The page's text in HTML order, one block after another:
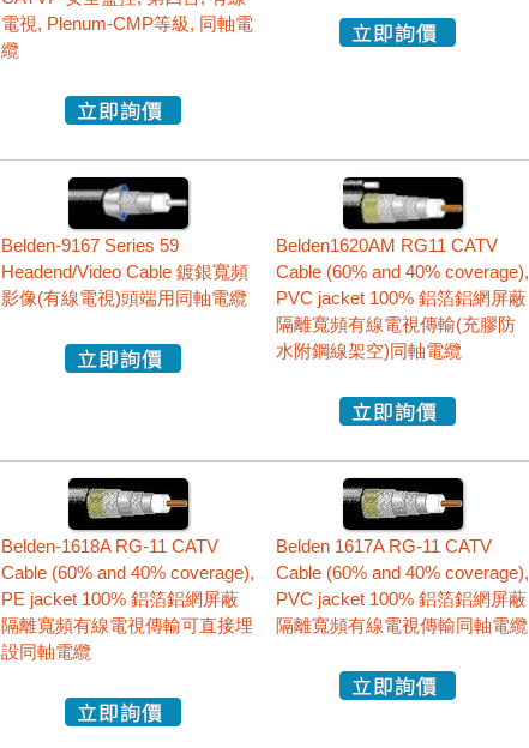
電視, Plenum-CMP等級, 同軸電
纜
Belden-9167 Series 59
Headend/Video Cable 鍍銀寬頻
影像(有線電視)頭端用同軸電纜
Belden1620AM RG11 CATV
Cable (60% and 40% coverage),
PVC jacket 100% 鋁箔鋁網屏蔽
隔離寬頻有線電視傳輸(充膠防
水附鋼線架空)同軸電纜
Belden-1618A RG-11 CATV
Cable (60% and 40% coverage),
PE jacket 100% 鋁箔鋁網屏蔽
隔離寬頻有線電視傳輸可直接埋
設同軸電纜
Belden 1617A RG-11 CATV
Cable (60% and 40% coverage),
PVC jacket 100% 鋁箔鋁網屏蔽
隔離寬頻有線電視傳輸同軸電纜